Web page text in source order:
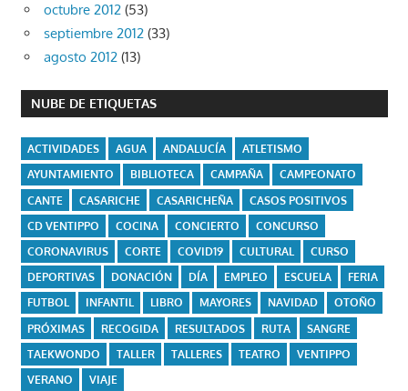
octubre 2012 (53)
septiembre 2012 (33)
agosto 2012 (13)
NUBE DE ETIQUETAS
ACTIVIDADES AGUA ANDALUCÍA
ATLETISMO
AYUNTAMIENTO
BIBLIOTECA CAMPAÑA
CAMPEONATO
CANTE
CASARICHE CASARICHEÑA
CASOS POSITIVOS
CD VENTIPPO
COCINA CONCIERTO
CONCURSO
CORONAVIRUS
CORTE COVID19 CULTURAL
CURSO
DEPORTIVAS
DONACIÓN DÍA EMPLEO ESCUELA
FERIA
FUTBOL
INFANTIL LIBRO MAYORES NAVIDAD
OTOÑO
PRÓXIMAS
RECOGIDA RESULTADOS RUTA
SANGRE
TAEKWONDO
TALLER TALLERES TEATRO
VENTIPPO
VERANO
VIAJE